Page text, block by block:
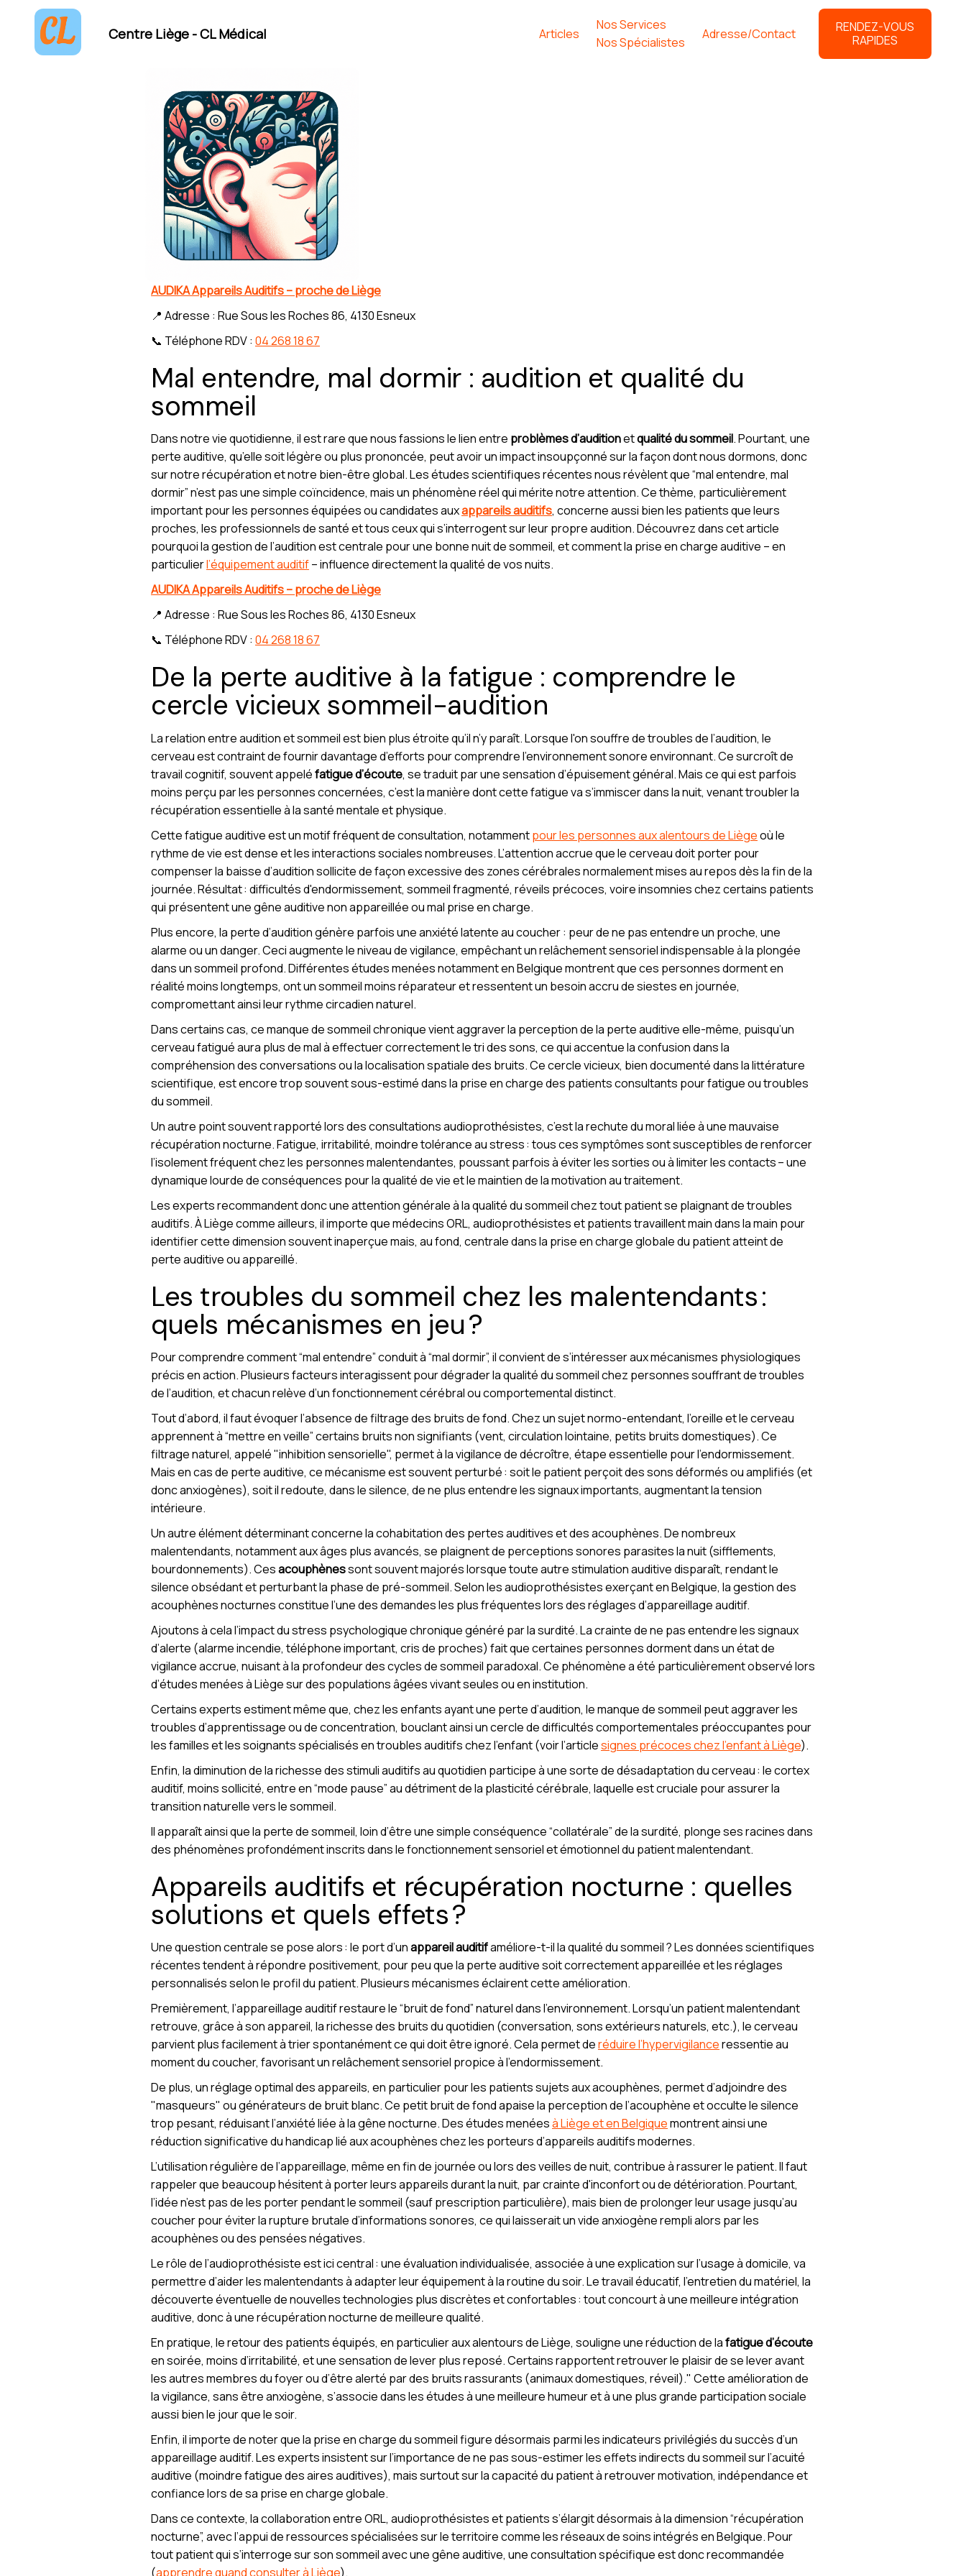
Centre Liège - CL Médical Articles
Nos Services
Nos Spécialistes
Adresse/Contact
RENDEZ-VOUS
RAPIDES
AUDIKA Appareils Auditifs – proche de Liège
📍 Adresse : Rue Sous les Roches 86, 4130 Esneux
📞 Téléphone RDV : 04 268 18 67
Mal entendre, mal dormir : audition et qualité du
sommeil
Dans notre vie quotidienne, il est rare que nous fassions le lien entre problèmes d’auditionetqualité du sommeil. Pourtant, une
perte auditive, qu’elle soit légère ou plus prononcée, peut avoir un impact insoupçonné sur la façon dont nous dormons, donc
sur notre récupération et notre bien-être global. Les études scientifiques récentes nous révèlent que “mal entendre, mal
dormir” n’est pas une simple coïncidence, mais un phénomène réel qui mérite notre attention. Ce thème, particulièrement
important pour les personnes équipées ou candidates auxappareils auditifs, concerne aussi bien les patients que leurs
proches, les professionnels de santé et tous ceux qui s’interrogent sur leur propre audition. Découvrez dans cet article
pourquoi la gestion de l’audition est centrale pour une bonne nuit de sommeil, et comment la prise en charge auditive – en
particulierl’équipement auditif– influence directement la qualité de vos nuits.
AUDIKA Appareils Auditifs – proche de Liège
📍 Adresse : Rue Sous les Roches 86, 4130 Esneux
📞 Téléphone RDV : 04 268 18 67
De la perte auditive à la fatigue : comprendre le
cercle vicieux sommeil-audition
La relation entre audition et sommeil est bien plus étroite qu’il n’y paraît. Lorsque l'on souffre de troubles de l’audition, le
cerveau est contraint de fournir davantage d’efforts pour comprendre l'environnement sonore environnant. Ce surcroît de
travail cognitif, souvent appeléfatigue d’écoute, se traduit par une sensation d’épuisement général. Mais ce qui est parfois
moins perçu par les personnes concernées, c’est la manière dont cette fatigue va s’immiscer dans la nuit, venant troubler la
récupération essentielle à la santé mentale et physique.
Cette fatigue auditive est un motif fréquent de consultation, notammentpour les personnes aux alentours de Liègeoù le
rythme de vie est dense et les interactions sociales nombreuses. L’attention accrue que le cerveau doit porter pour
compenser la baisse d’audition sollicite de façon excessive des zones cérébrales normalement mises au repos dès la fin de la
journée. Résultat : difficultés d'endormissement, sommeil fragmenté, réveils précoces, voire insomnies chez certains patients
qui présentent une gêne auditive non appareillée ou mal prise en charge.
Plus encore, la perte d’audition génère parfois une anxiété latente au coucher : peur de ne pas entendre un proche, une
alarme ou un danger. Ceci augmente le niveau de vigilance, empêchant un relâchement sensoriel indispensable à la plongée
dans un sommeil profond. Différentes études menées notamment en Belgique montrent que ces personnes dorment en
réalité moins longtemps, ont un sommeil moins réparateur et ressentent un besoin accru de siestes en journée,
compromettant ainsi leur rythme circadien naturel.
Dans certains cas, ce manque de sommeil chronique vient aggraver la perception de la perte auditive elle-même, puisqu’un
cerveau fatigué aura plus de mal à effectuer correctement le tri des sons, ce qui accentue la confusion dans la
compréhension des conversations ou la localisation spatiale des bruits. Ce cercle vicieux, bien documenté dans la littérature
scientifique, est encore trop souvent sous-estimé dans la prise en charge des patients consultants pour fatigue ou troubles
du sommeil.
Un autre point souvent rapporté lors des consultations audioprothésistes, c’est la rechute du moral liée à une mauvaise
récupération nocturne. Fatigue, irritabilité, moindre tolérance au stress : tous ces symptômes sont susceptibles de renforcer
l’isolement fréquent chez les personnes malentendantes, poussant parfois à éviter les sorties ou à limiter les contacts – une
dynamique lourde de conséquences pour la qualité de vie et le maintien de la motivation au traitement.
Les experts recommandent donc une attention générale à la qualité du sommeil chez tout patient se plaignant de troubles
auditifs. À Liège comme ailleurs, il importe que médecins ORL, audioprothésistes et patients travaillent main dans la main pour
identifier cette dimension souvent inaperçue mais, au fond, centrale dans la prise en charge globale du patient atteint de
perte auditive ou appareillé.
Les troubles du sommeil chez les malentendants :
quels mécanismes en jeu ?
Pour comprendre comment “mal entendre” conduit à “mal dormir”, il convient de s’intéresser aux mécanismes physiologiques
précis en action. Plusieurs facteurs interagissent pour dégrader la qualité du sommeil chez personnes souffrant de troubles
de l’audition, et chacun relève d’un fonctionnement cérébral ou comportemental distinct.
Tout d’abord, il faut évoquer l’absence de filtrage des bruits de fond. Chez un sujet normo-entendant, l’oreille et le cerveau
apprennent à “mettre en veille” certains bruits non signifiants (vent, circulation lointaine, petits bruits domestiques). Ce
filtrage naturel, appelé "inhibition sensorielle", permet à la vigilance de décroître, étape essentielle pour l’endormissement.
Mais en cas de perte auditive, ce mécanisme est souvent perturbé : soit le patient perçoit des sons déformés ou amplifiés (et
donc anxiogènes), soit il redoute, dans le silence, de ne plus entendre les signaux importants, augmentant la tension
intérieure.
Un autre élément déterminant concerne la cohabitation des pertes auditives et des acouphènes. De nombreux
malentendants, notamment aux âges plus avancés, se plaignent de perceptions sonores parasites la nuit (sifflements,
bourdonnements). Cesacouphènessont souvent majorés lorsque toute autre stimulation auditive disparaît, rendant le
silence obsédant et perturbant la phase de pré-sommeil. Selon les audioprothésistes exerçant en Belgique, la gestion des
acouphènes nocturnes constitue l’une des demandes les plus fréquentes lors des réglages d’appareillage auditif.
Ajoutons à cela l’impact du stress psychologique chronique généré par la surdité. La crainte de ne pas entendre les signaux
d’alerte (alarme incendie, téléphone important, cris de proches) fait que certaines personnes dorment dans un état de
vigilance accrue, nuisant à la profondeur des cycles de sommeil paradoxal. Ce phénomène a été particulièrement observé lors
d’études menées à Liège sur des populations âgées vivant seules ou en institution.
Certains experts estiment même que, chez les enfants ayant une perte d’audition, le manque de sommeil peut aggraver les
troubles d’apprentissage ou de concentration, bouclant ainsi un cercle de difficultés comportementales préoccupantes pour
les familles et les soignants spécialisés en troubles auditifs chez l’enfant (voir l’articlesignes précoces chez l’enfant à Liège).
Enfin, la diminution de la richesse des stimuli auditifs au quotidien participe à une sorte de désadaptation du cerveau : le cortex
auditif, moins sollicité, entre en “mode pause” au détriment de la plasticité cérébrale, laquelle est cruciale pour assurer la
transition naturelle vers le sommeil.
Il apparaît ainsi que la perte de sommeil, loin d’être une simple conséquence “collatérale” de la surdité, plonge ses racines dans
des phénomènes profondément inscrits dans le fonctionnement sensoriel et émotionnel du patient malentendant.
Appareils auditifs et récupération nocturne : quelles
solutions et quels effets ?
Une question centrale se pose alors : le port d’unappareil auditifaméliore-t-il la qualité du sommeil ? Les données scientifiques
récentes tendent à répondre positivement, pour peu que la perte auditive soit correctement appareillée et les réglages
personnalisés selon le profil du patient. Plusieurs mécanismes éclairent cette amélioration.
Premièrement, l’appareillage auditif restaure le “bruit de fond” naturel dans l’environnement. Lorsqu’un patient malentendant
retrouve, grâce à son appareil, la richesse des bruits du quotidien (conversation, sons extérieurs naturels, etc.), le cerveau
parvient plus facilement à trier spontanément ce qui doit être ignoré. Cela permet deréduire l’hypervigilanceressentie au
moment du coucher, favorisant un relâchement sensoriel propice à l’endormissement.
De plus, un réglage optimal des appareils, en particulier pour les patients sujets aux acouphènes, permet d’adjoindre des
"masqueurs" ou générateurs de bruit blanc. Ce petit bruit de fond apaise la perception de l’acouphène et occulte le silence
trop pesant, réduisant l’anxiété liée à la gêne nocturne. Des études menéesà Liège et en Belgiquemontrent ainsi une
réduction significative du handicap lié aux acouphènes chez les porteurs d’appareils auditifs modernes.
L’utilisation régulière de l’appareillage, même en fin de journée ou lors des veilles de nuit, contribue à rassurer le patient. Il faut
rappeler que beaucoup hésitent à porter leurs appareils durant la nuit, par crainte d'inconfort ou de détérioration. Pourtant,
l’idée n’est pas de les porter pendant le sommeil (sauf prescription particulière), mais bien de prolonger leur usage jusqu’au
coucher pour éviter la rupture brutale d’informations sonores, ce qui laisserait un vide anxiogène rempli alors par les
acouphènes ou des pensées négatives.
Le rôle de l’audioprothésiste est ici central : une évaluation individualisée, associée à une explication sur l’usage à domicile, va
permettre d’aider les malentendants à adapter leur équipement à la routine du soir. Le travail éducatif, l’entretien du matériel, la
découverte éventuelle de nouvelles technologies plus discrètes et confortables : tout concourt à une meilleure intégration
auditive, donc à une récupération nocturne de meilleure qualité.
En pratique, le retour des patients équipés, en particulier aux alentours de Liège, souligne une réduction de lafatigue d’écoute
en soirée, moins d’irritabilité, et une sensation de lever plus reposé. Certains rapportent retrouver le plaisir de se lever avant
les autres membres du foyer ou d’être alerté par des bruits rassurants (animaux domestiques, réveil)." Cette amélioration de
la vigilance, sans être anxiogène, s’associe dans les études à une meilleure humeur et à une plus grande participation sociale
aussi bien le jour que le soir.
Enfin, il importe de noter que la prise en charge du sommeil figure désormais parmi les indicateurs privilégiés du succès d’un
appareillage auditif. Les experts insistent sur l’importance de ne pas sous-estimer les effets indirects du sommeil sur l’acuité
auditive (moindre fatigue des aires auditives), mais surtout sur la capacité du patient à retrouver motivation, indépendance et
confiance lors de sa prise en charge globale.
Dans ce contexte, la collaboration entre ORL, audioprothésistes et patients s’élargit désormais à la dimension “récupération
nocturne”, avec l’appui de ressources spécialisées sur le territoire comme les réseaux de soins intégrés en Belgique. Pour
tout patient qui s’interroge sur son sommeil avec une gêne auditive, une consultation spécifique est donc recommandée
(apprendre quand consulter à Liège).